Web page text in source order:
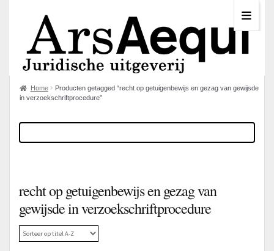
Home
Producten getagged “recht op getuigenbewijs en gezag van gewijsde
in verzoekschriftprocedure”
recht op getuigenbewijs en gezag van
gewijsde in verzoekschriftprocedure